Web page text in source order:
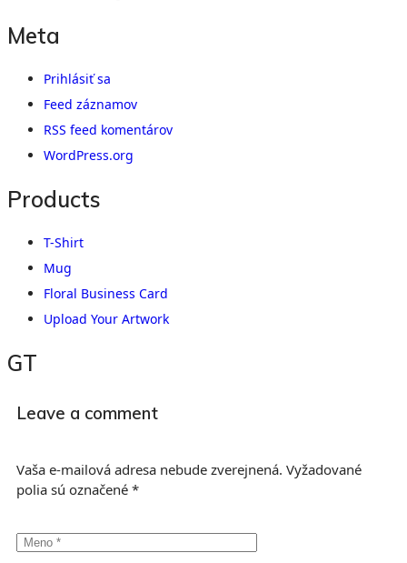
Meta
Prihlásiť sa
Feed záznamov
RSS feed komentárov
WordPress.org
Products
T-Shirt
Mug
Floral Business Card
Upload Your Artwork
GT
Leave a comment
Vaša e-mailová adresa nebude zverejnená. Vyžadované
polia sú označené *